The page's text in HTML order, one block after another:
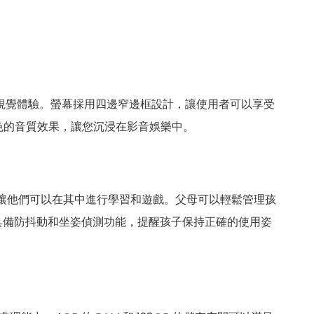
覺體驗。螢幕採用四邊窄邊框設計，讓使用者可以享受
音質效果，讓您沉浸在影音娛樂中。
們可以在其中進行學習和遊戲。父母可以輕鬆管理孩
防抖動和坐姿偵測功能，提醒孩子保持正確的使用姿